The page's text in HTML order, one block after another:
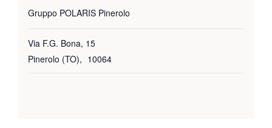
Gruppo POLARIS Pinerolo
Via F.G. Bona, 15
Pinerolo (TO), 10064